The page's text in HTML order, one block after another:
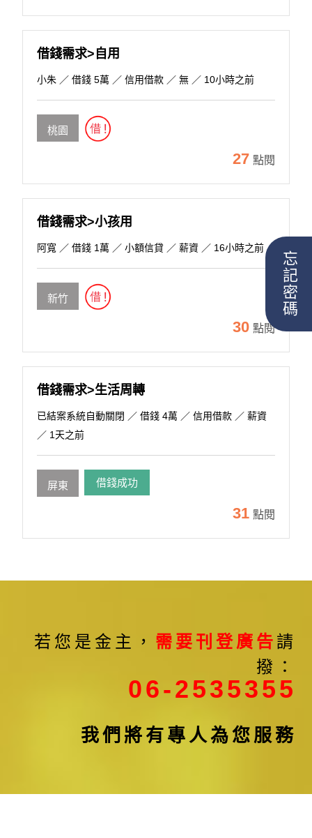
借錢需求>自用
小朱 ／ 借錢 5萬 ／ 信用借款 ／ 無 ／ 10小時之前
桃園
27 點閱
借錢需求>小孩用
阿寬 ／ 借錢 1萬 ／ 小額信貸 ／ 薪資 ／ 16小時之前
新竹
30 點閱
借錢需求>生活周轉
已結案系統自動關閉 ／ 借錢 4萬 ／ 信用借款 ／ 薪資
／ 1天之前
屏東 借錢成功
31 點閱
若您是金主， 需要刊登廣告 請
撥：
06-2535355
我們將有專人為您服務
忘記密碼